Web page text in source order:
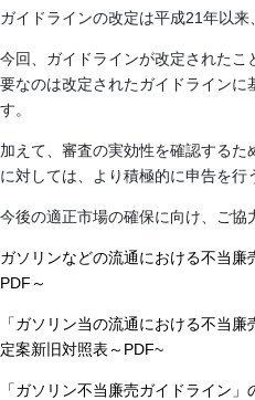
ガイドラインの改定は平成21年以来
今回、ガイドラインが改定された
要なのは改定されたガイドライン
す。
加えて、審査の実効性を確認する
に対しては、より積極的に申告を行
今後の適正市場の確保に向け、ご協
ガソリンなどの流通における不当廉
PDF～
「ガソリン当の流通における不当
定案新旧対照表～PDF~
「ガソリン不当廉売ガイドライン